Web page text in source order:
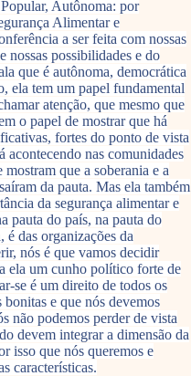
Autônoma: por
Alimentar e
a ser feita com nossas
nossas possibilidades e do
que é autônoma, democrática
ela tem um papel fundamental
atenção, que mesmo que
o papel de mostrar que há
fortes do ponto de vista
acontecendo nas comunidades
que a soberania e a
da pauta. Mas ela também
da segurança alimentar e
pauta do país, na pauta do
das organizações da
nós é que vamos decidir
ela um cunho político forte de
se é um direito de todos os
e que nós devemos
não podemos perder de vista
devem integrar a dimensão da
isso que nós queremos e
características.